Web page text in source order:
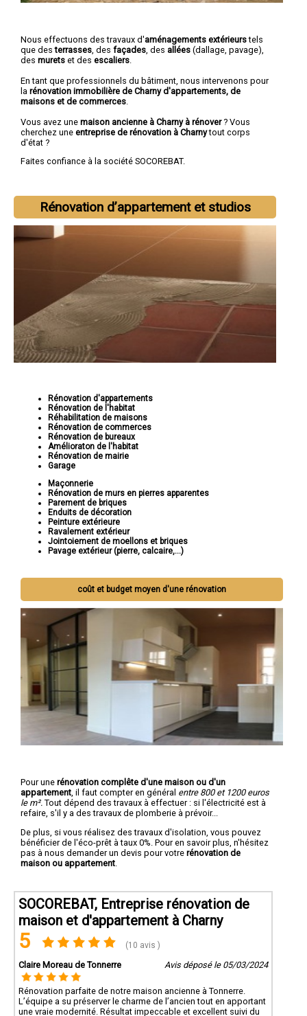
Nous effectuons des travaux d'aménagements extérieurstels
que desterrasses , des façades , des allées (dallage, pavage),
des murets et des escaliers
En tant que professionnels du bâtiment, nous intervenons pour
la rénovation immobilière de Charny d'appartements, de
maisons et de commerces
Vous avez une maison ancienne à Charny à rénover? Vous
cherchez une entreprise de rénovation à Charnytout corps
d'état ?
Faites confiance à la société SOCOREBAT.
Rénovation d’appartement et studios
Rénovation d'appartements
Rénovation de l'habitat
Réhabilitation de maisons
Rénovation de commerces
Rénovation de bureaux
Amélioraton de l'habitat
Rénovation de mairie
Garage
Maçonnerie
Rénovation de murs en pierres apparentes
Parement de briques
Enduits de décoration
Peinture extérieure
Ravalement extérieur
Jointoiement de moellons et briques
Pavage extérieur (pierre, calcaire,...)
coût et budget moyen d'une rénovation
Pour une rénovation complête d'une maison ou d'un
appartement , il faut compter en général entre 800 et 1200 euros
le m². Tout dépend des travaux à effectuer : si l'électricité est à
refaire, s'il y a des travaux de plomberie à prévoir...
De plus, si vous réalisez des travaux d'isolation, vous pouvez
bénéficier de l'éco-prêt à taux 0%. Pour en savoir plus, n'hésitez
pas à nous demander un devis pour votre rénovation de
maison ou appartement
SOCOREBAT, Entreprise rénovation de
maison et d'appartement à Charny
5 (10 avis )
Claire Moreau de Tonnerre Avis déposé le 05/03/2024
Rénovation parfaite de notre maison ancienne à Tonnerre.
L’équipe a su préserver le charme de l’ancien tout en apportant
une vraie modernité. Résultat impeccable et excellent suivi du